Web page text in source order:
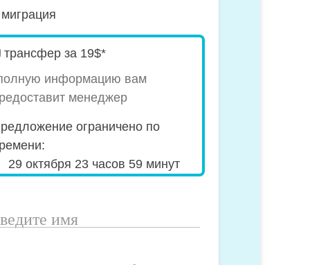
трансфер за 19$*
информацию вам
менеджер
ограничено по
29 октября 23 часов 59 минут